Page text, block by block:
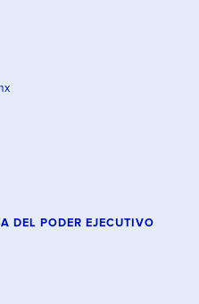
DEL PODER EJECUTIVO